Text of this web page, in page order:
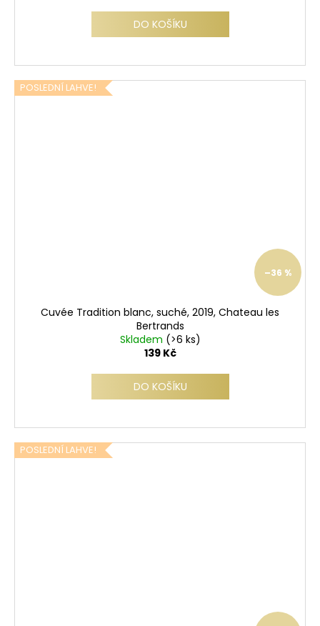
DO KOŠÍKU
POSLEDNÍ LAHVE!
–36 %
Cuvée Tradition blanc, suché, 2019, Chateau les
Bertrands
Skladem (>6 ks)
139 Kč
DO KOŠÍKU
POSLEDNÍ LAHVE!